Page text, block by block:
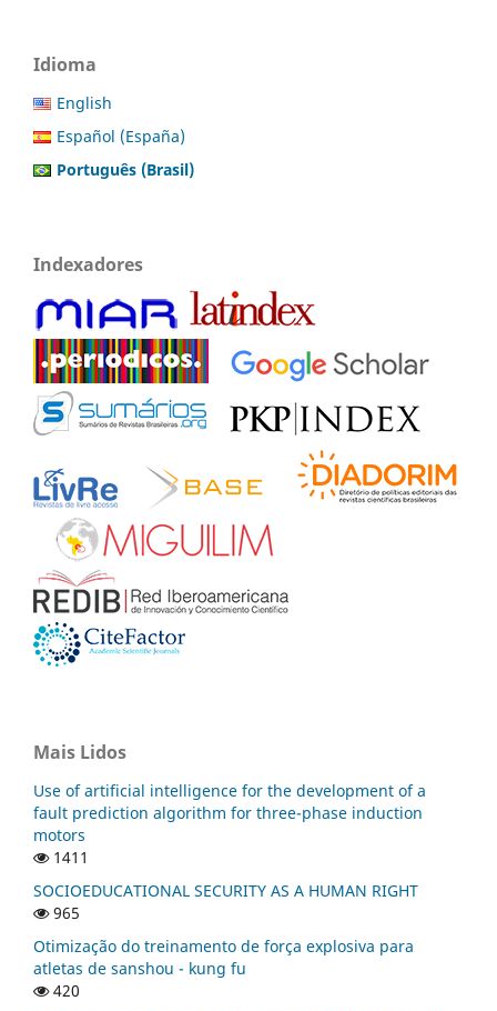
Idioma
English
Español (España)
Português (Brasil)
Indexadores
Mais Lidos
Use of artificial intelligence for the development of a
fault prediction algorithm for three-phase induction
motors
1411
SOCIOEDUCATIONAL SECURITY AS A HUMAN RIGHT
965
Otimização do treinamento de força explosiva para
atletas de sanshou - kung fu
420